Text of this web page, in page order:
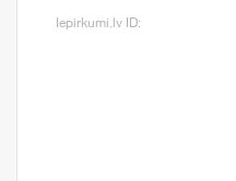
Iepirkumi.lv ID: